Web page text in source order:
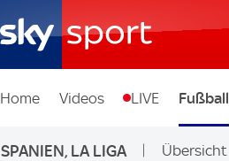
Home Videos LIVE Fußball
SPANIEN, LA LIGA Übersicht